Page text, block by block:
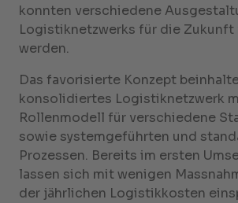
konnten verschiedene
Logistiknetzwerks für die Zukunft
werden.
Das favorisierte Konzept
konsolidiertes Logistiknetzwerk
Rollenmodell für verschiedene
sowie systemgeführten und
Prozessen. Bereits im ersten
lassen sich mit wenigen
der jährlichen Logistikkosten